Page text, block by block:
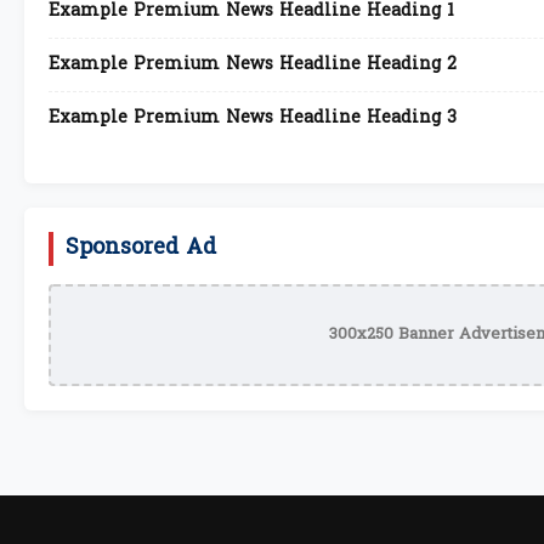
Example Premium News Headline Heading 1
Example Premium News Headline Heading 2
Example Premium News Headline Heading 3
Sponsored Ad
300x250 Banner